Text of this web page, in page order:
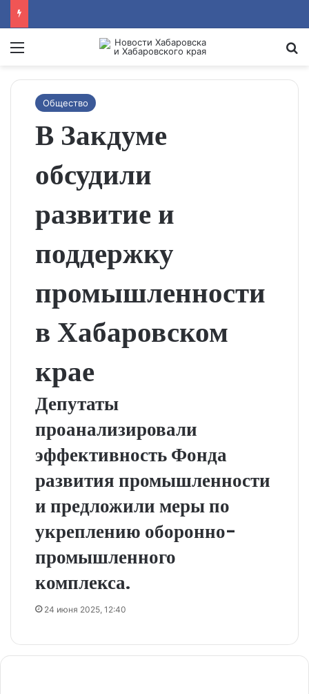
Menu
Общество
В Закдуме
обсудили
развитие и
поддержку
промышленности
в Хабаровском
крае
Депутаты
проанализировали
эффективность Фонда
развития промышленности
и предложили меры по
укреплению оборонно-
промышленного
комплекса.
24 июня 2025, 12:40